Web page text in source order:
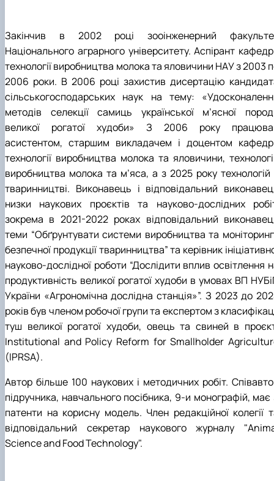
Закінчив в 2002 році зооінженерний
Національного аграрного університету. Аспірант
технології виробництва молока та яловичини НАУ з 2003
2006 роки. В 2006 році захистив дисертацію
сільськогосподарських наук на тему:
методів селекції самиць української м’ясної
великої рогатої худоби» З 2006 року
асистентом, старшим викладачем і доцентом
технології виробництва молока та яловичини,
виробництва молока та м’яса, а з 2025 року технологій
тваринництві. Виконавець і відповідальний
низки наукових проєктів та науково-дослідних
зокрема в 2021-2022 роках відповідальний
теми “Обґрунтувати системи виробництва та
безпечної продукції тваринництва” та керівник
науково-дослідної роботи “Дослідити вплив освітлення
продуктивність великої рогатої худоби в умовах ВП
України «Агрономічна дослідна станція»”. З 2023 до
років був членом робочої групи та експертом з
туш великої рогатої худоби, овець та свиней в
Institutional and Policy Reform for Smallholder
(IPRSA).
Автор більше 100 наукових і методичних робіт.
підручника, навчального посібника, 9-и монографій, має
патенти на корисну модель. Член редакційної колегії
відповідальний секретар наукового журналу
Science and Food Technology".